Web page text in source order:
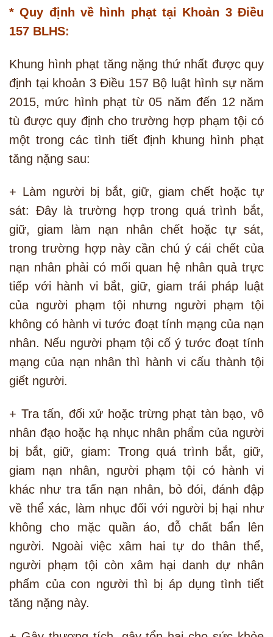
* Quy định về hình phạt tại Khoản 3 Điều
157 BLHS:
Khung hình phạt tăng nặng thứ nhất được quy
định tại khoản 3 Điều 157 Bộ luật hình sự năm
2015, mức hình phạt từ 05 năm đến 12 năm
tù được quy định cho trường hợp phạm tội có
một trong các tình tiết định khung hình phạt
tăng nặng sau:
+ Làm người bị bắt, giữ, giam chết hoặc tự
sát: Đây là trường hợp trong quá trình bắt,
giữ, giam làm nạn nhân chết hoặc tự sát,
trong trường hợp này cần chú ý cái chết của
nạn nhân phải có mối quan hệ nhân quả trực
tiếp với hành vi bắt, giữ, giam trái pháp luật
của người phạm tội nhưng người phạm tội
không có hành vi tước đoạt tính mạng của nạn
nhân. Nếu người phạm tội cố ý tước đoạt tính
mạng của nạn nhân thì hành vi cấu thành tội
giết người.
+ Tra tấn, đối xử hoặc trừng phạt tàn bạo, vô
nhân đạo hoặc hạ nhục nhân phẩm của người
bị bắt, giữ, giam: Trong quá trình bắt, giữ,
giam nạn nhân, người phạm tội có hành vi
khác như tra tấn nạn nhân, bỏ đói, đánh đập
về thể xác, làm nhục đối với người bị hại như
không cho mặc quần áo, đỗ chất bẩn lên
người. Ngoài việc xâm hai tự do thân thể,
người phạm tội còn xâm hại danh dự nhân
phẩm của con người thì bị áp dụng tình tiết
tăng nặng này.